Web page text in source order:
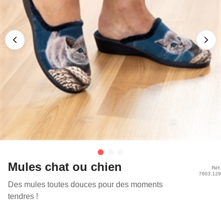
Mules chat ou chien
Des mules toutes douces pour des moments
tendres !
Réf.
7603.129